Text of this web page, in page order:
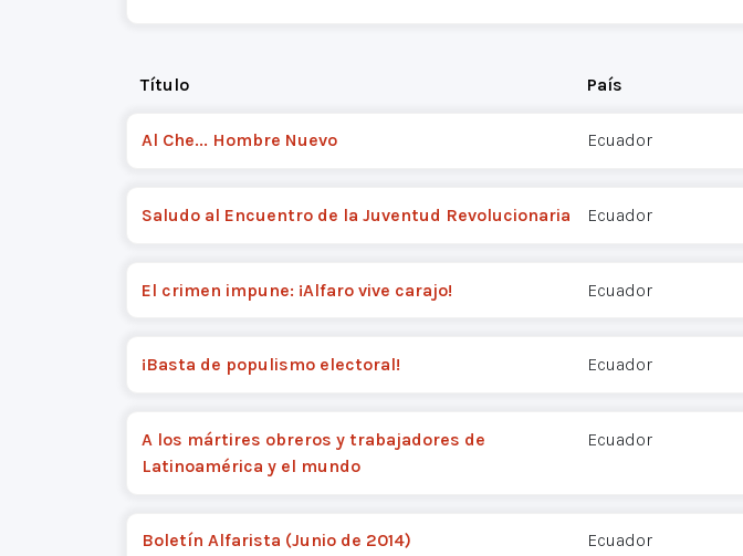
Título País
Al Che... Hombre Nuevo Ecuador
Saludo al Encuentro de la Juventud Revolucionaria Ecuador
El crimen impune: ¡Alfaro vive carajo! Ecuador
¡Basta de populismo electoral! Ecuador
A los mártires obreros y trabajadores de
Latinoamérica y el mundo
Ecuador
Boletín Alfarista (Junio de 2014) Ecuador